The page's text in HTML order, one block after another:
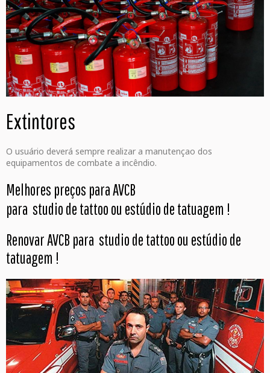
Extintores
O usuário deverá sempre realizar a manutençao dos
equipamentos de combate a incêndio.
Melhores preços para AVCB
para studio de tattoo ou estúdio de tatuagem !
Renovar AVCB para studio de tattoo ou estúdio de
tatuagem !